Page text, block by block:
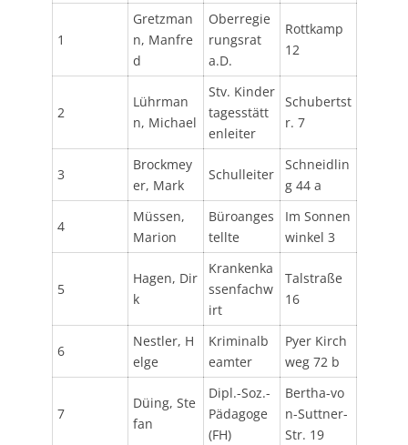
1
Gretzman
n, Manfre
d
Oberregie
rungsrat
a.D.
Rottkamp
12
2
Lührman
n, Michael
Stv. Kinder
tagesstätt
enleiter
Schubertst
r. 7
3
Brockmey
er, Mark
Schulleiter
Schneidlin
g 44 a
4
Müssen,
Marion
Büroanges
tellte
Im Sonnen
winkel 3
5
Hagen, Dir
k
Krankenka
ssenfachw
irt
Talstraße
16
6
Nestler, H
elge
Kriminalb
eamter
Pyer Kirch
weg 72 b
7
Düing, Ste
fan
Dipl.-Soz.-
Pädagoge
(FH)
Bertha-vo
n-Suttner-
Str. 19